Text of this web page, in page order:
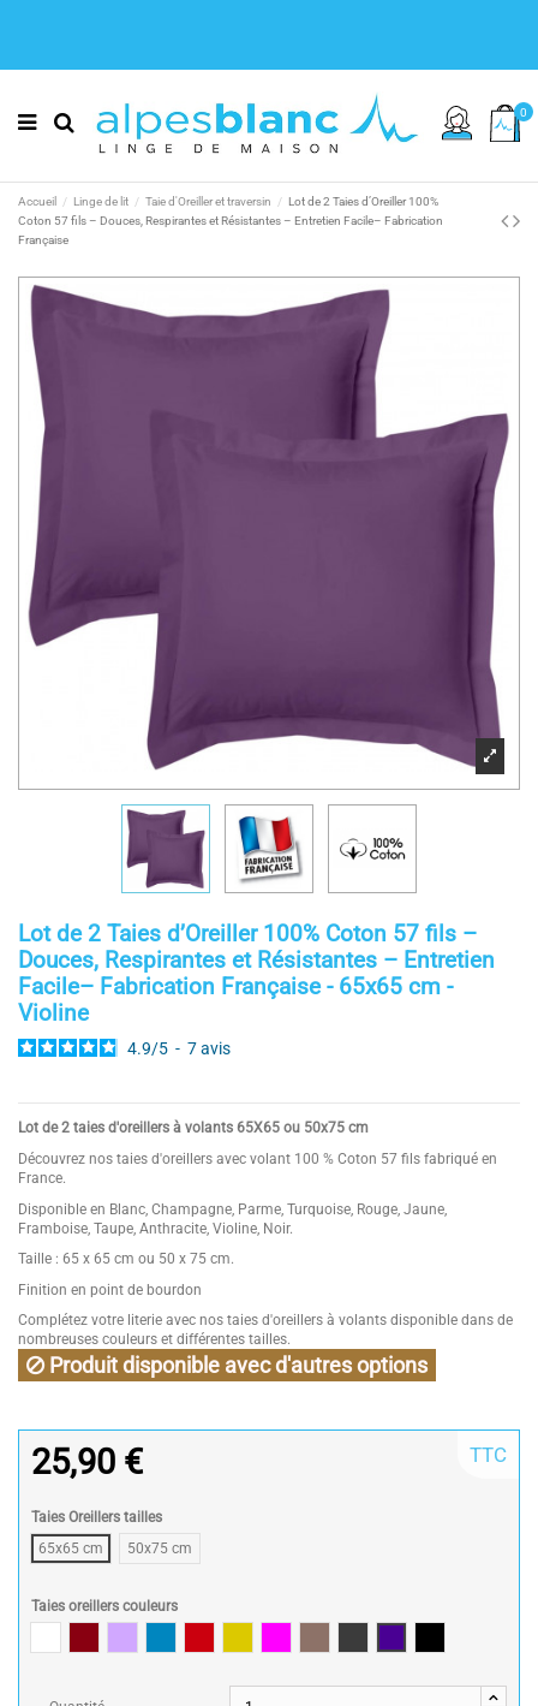
0
Accueil Linge de lit Taie d'Oreiller et traversin
Lot de 2 Taies d’Oreiller 100%
Coton 57 fils – Douces, Respirantes et Résistantes – Entretien Facile– Fabrication
Française
Lot de 2 Taies d’Oreiller 100% Coton 57 fils –
Douces, Respirantes et Résistantes – Entretien
Facile– Fabrication Française - 65x65 cm -
Violine
4.9/5 - 7avis
Lot de 2 taies d'oreillers à volants 65X65 ou 50x75 cm
Découvrez nos taies d'oreillers avec volant 100 % Coton 57 fils fabriqué en
France.
Disponible en Blanc, Champagne, Parme, Turquoise, Rouge, Jaune,
Framboise, Taupe, Anthracite, Violine, Noir.
Taille : 65 x 65 cm ou 50 x 75 cm.
Finition en point de bourdon
Complétez votre literie avec nos taies d'oreillers à volants disponible dans de
nombreuses couleurs et différentes tailles.
Produit disponible avec d'autres options
25,90 € TTC
Taies Oreillers tailles
65x65 cm
50x75 cm
Taies oreillers couleurs